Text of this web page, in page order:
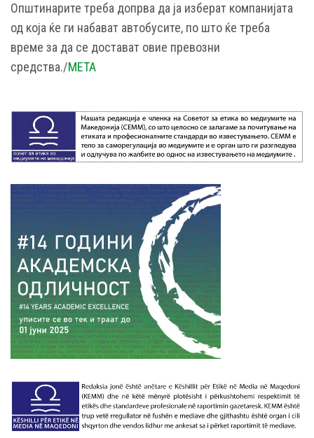
Општинарите треба допрва да ја изберат компанијата
од која ќе ги набават автобусите, по што ќе треба
време за да се достават овие превозни
средства./META